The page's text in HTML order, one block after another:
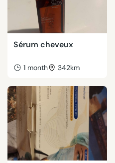
Sérum cheveux
1 month 342km